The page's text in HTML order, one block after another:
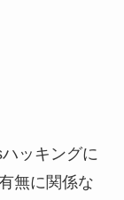
ッキングに
無に関係な